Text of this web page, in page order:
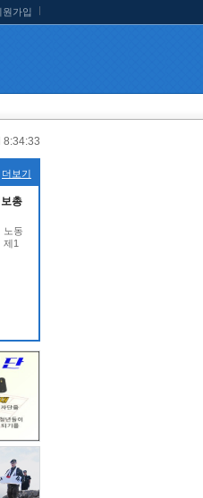
원가입
8:34:34
더보기
총
노동
제1